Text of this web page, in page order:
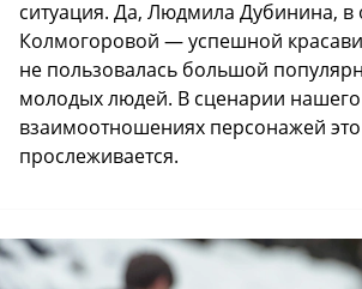
ситуация. Да, Людмила Дубинина, в
Колмогоровой — успешной
не пользовалась большой
молодых людей. В сценарии
взаимоотношениях персонажей это
прослеживается.